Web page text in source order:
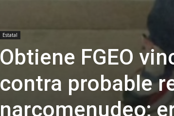
Estatal
Obtiene FGEO
contra probable
narcomenudeo;